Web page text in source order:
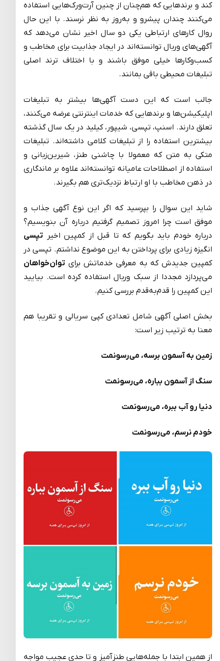
کند و برندهایی که هم‌چنان از چنین آرت‌ورک‌هایی استفاده
می‌کنند چندان پیشرو و به‌روز به نظر نرسند. با این حال
روال کارهای ارتباطی یکی دو سال اخیر نشان می‌دهد که
آگهی‌های وربال توانسته‌اند در ایجاد جذابیت برای مخاطب و
کسب‌وکارها خیلی موفق باشند و با اختلاف ترند اصلی
تبلیغات محیطی باقی بمانند.
جالب است که این دست آگهی‌ها بیشتر به تبلیغات
اپلیکیشن‌ها و برندهایی که خدمات اینترنتی عرضه می‌کنند،
تعلق دارند. اسنپ، تپسی، شیپور، کیلید در یک سال گذشته
بیشترین استفاده را از تبلیغات کلامی داشته‌اند. تبلیغات
متکی به متن که معمولا با چاشنی طنز، شیرین‌زبانی و
استفاده از اصطلاحات عامیانه توانسته‌اند علاوه بر ماندگاری
در ذهن مخاطب با او ارتباط نزدیک‌تری هم بگیرند.
شاید این سوال را بپرسید که اگر این نوع آگهی جذاب و
موفق است چرا امروز تصمیم گرفتیم درباره آن بنویسیم؟
درباره خودم باید بگویم که تا قبل از کمپین اخیر تپسی
انگیزه زیادی برای پرداختن به این موضوع نداشتم. تپسی در
کمپین جدیدش که به معرفی خدماتش برای توان‌خواهان
می‌پردازد مجددا از سبک وربال استفاده کرده است. بیایید
این کمپین را قدم‌به‌قدم بررسی کنیم.
بخش اصلی آگهی شامل تعدادی کپی سریالی و تقریبا هم
معنا به ترتیب زیر است:
زمین به آسمون برسه، می‌رسونمت
سنگ از آسمون بباره، می‌رسونمت
دنیا رو آب ببره، می‌رسونمت
خودم نرسم، می‌رسونمت
از همین ابتدا با جمله‌هایی طنزآمیز و تا حدی عجیب مواجه